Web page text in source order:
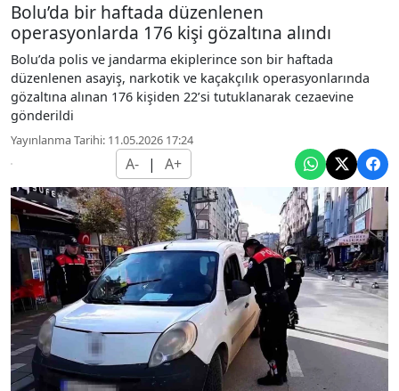
Bolu’da bir haftada düzenlenen
operasyonlarda 176 kişi gözaltına alındı
Bolu’da polis ve jandarma ekiplerince son bir haftada
düzenlenen asayiş, narkotik ve kaçakçılık operasyonlarında
gözaltına alınan 176 kişiden 22’si tutuklanarak cezaevine
gönderildi
Yayınlanma Tarihi: 11.05.2026 17:24
A- | A+